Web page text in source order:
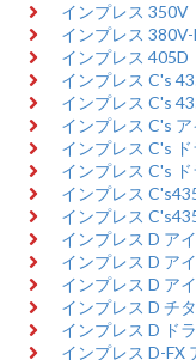
インプレス 350V
インプレス
インプレス 405D
インプレス C's
インプレス C's
インプレス C's
インプレス C's
インプレス C's
インプレス
インプレス
インプレス D ア
インプレス D ア
インプレス D ア
インプレス D チ
インプレス D ド
インプレス D-FX